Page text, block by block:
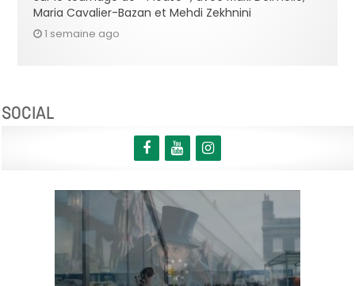
Maria Cavalier-Bazan et Mehdi Zekhnini
1 semaine ago
SOCIAL